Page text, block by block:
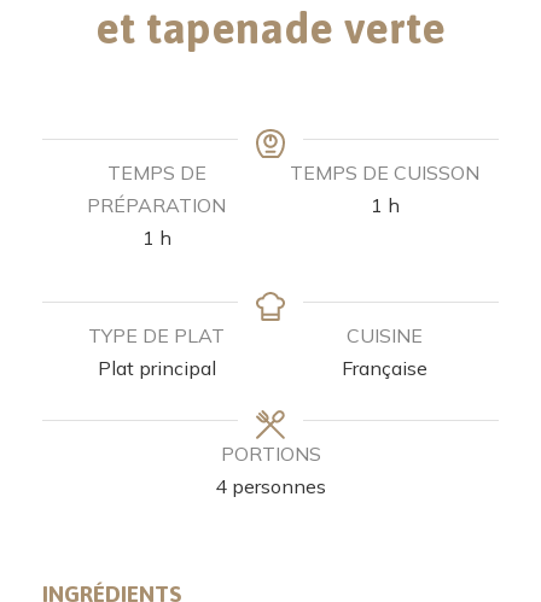
et tapenade verte
TEMPS DE
PRÉPARATION
1 h
TEMPS DE CUISSON
1 h
TYPE DE PLAT
Plat principal
CUISINE
Française
PORTIONS
4 personnes
INGRÉDIENTS